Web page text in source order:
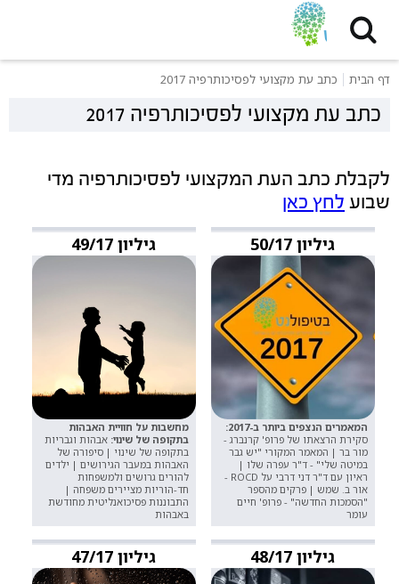
דף הבית כתב עת מקצועי לפסיכותרפיה 2017
כתב עת מקצועי לפסיכותרפיה 2017
לקבלת כתב העת המקצועי לפסיכותרפיה מדי
שבוע לחץ כאן
גיליון 50/17
המאמרים הנצפים ביותר ב-2017:
סקירת הרצאתו של פרופ' קרנברג -
מור בר | המאמר המקורי "יש גבר
במיטה שלי" - ד"ר עפרה שלו |
ראיון עם ד"ר דני דרבי על ROCD -
אור ב. שמש | פרקים מהספר
"הסמכות החדשה" - פרופ' חיים
עומר
גיליון 49/17
מחשבות על חוויית האבהות
בתקופה של שינוי: אבהות וגבריות
בתקופה של שינוי | סיפורה של
האבהות במעבר הגירושים | ילדים
להורים גרושים ולמשפחות
חד-הוריות מציירים משפחה |
התבוננות פסיכואנליטית מחודשת
באבהות
גיליון 48/17 גיליון 47/17